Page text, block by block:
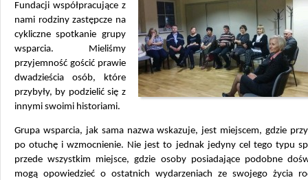
Fundacji współpracujące z
nami rodziny zastępcze na
cykliczne spotkanie grupy
wsparcia. Mieliśmy
przyjemność gościć prawie
dwadzieścia osób, które
przybyły, by podzielić się z
innymi swoimi historiami.
Grupa wsparcia, jak sama nazwa wskazuje, jest miejscem, gdzie
po otuchę i wzmocnienie. Nie jest to jednak jedyny cel tego typu
przede wszystkim miejsce, gdzie osoby posiadające podobne
mogą opowiedzieć o ostatnich wydarzeniach ze swojego życia